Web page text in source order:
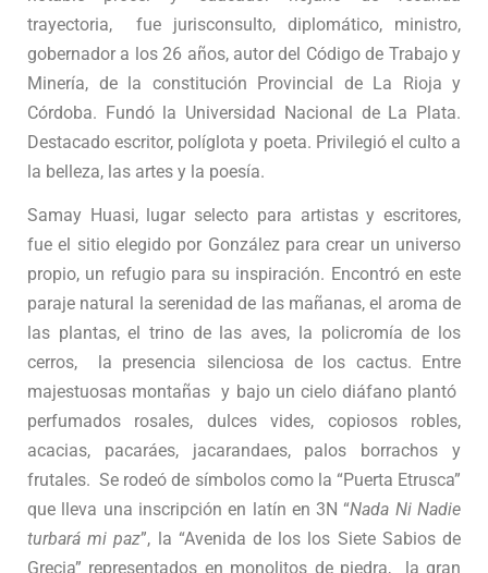
trayectoria, fue jurisconsulto, diplomático, ministro,
gobernador a los 26 años, autor del Código de Trabajo y
Minería, de la constitución Provincial de La Rioja y
Córdoba. Fundó la Universidad Nacional de La Plata.
Destacado escritor, políglota y poeta. Privilegió el culto a
la belleza, las artes y la poesía.
Samay Huasi, lugar selecto para artistas y escritores,
fue el sitio elegido por González para crear un universo
propio, un refugio para su inspiración. Encontró en este
paraje natural la serenidad de las mañanas, el aroma de
las plantas, el trino de las aves, la policromía de los
cerros, la presencia silenciosa de los cactus. Entre
majestuosas montañas y bajo un cielo diáfano plantó
perfumados rosales, dulces vides, copiosos robles,
acacias, pacaráes, jacarandaes, palos borrachos y
frutales. Se rodeó de símbolos como la “Puerta Etrusca”
que lleva una inscripción en latín en 3N “Nada Ni Nadie
turbará mi paz”, la “Avenida de los los Siete Sabios de
Grecia” representados en monolitos de piedra, la gran